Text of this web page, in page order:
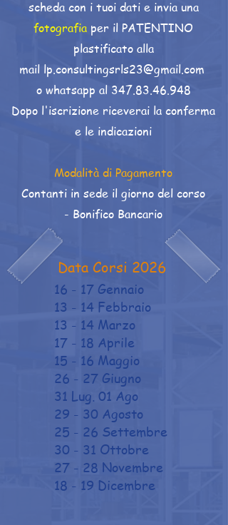
scheda con i tuoi dati e invia una
fotografia per il PATENTINO
plastificato alla
mail lp.consultingsrls23@gmail.com
o whatsapp al 347.83.46.948
Dopo l'iscrizione riceverai la conferma
e le indicazioni
Modalità di Pagamento
Contanti in sede il giorno del corso
- Bonifico Bancario
Data Corsi 2026
16 - 17 Gennaio
13 - 14 Febbraio
13 - 14 Marzo
17 - 18 Aprile
15 - 16 Maggio
26 - 27 Giugno
31 Lug. 01 Ago
29 - 30 Agosto
25 - 26 Settembre
30 - 31 Ottobre
27 - 28 Novembre
18 - 19 Dicembre